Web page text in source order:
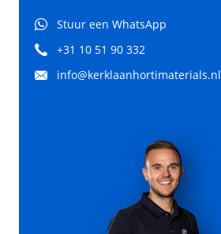
Stuur een WhatsApp
+31 10 51 90 332
info@kerklaanhortimaterials.nl